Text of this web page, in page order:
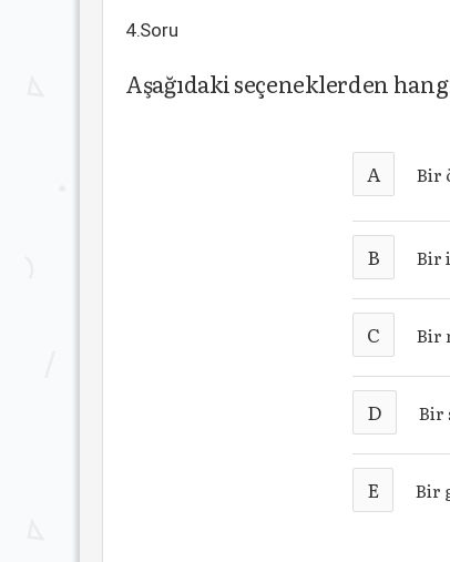
4.Soru
Aşağıdaki seçeneklerden
A Bir
B Bir
C Bir
D Bir
E Bir